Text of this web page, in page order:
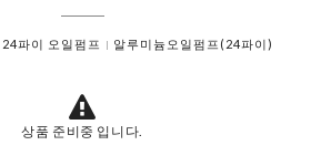
24파이 오일펌프 알루미늄오일펌프(24파이)
상품 준비중 입니다.